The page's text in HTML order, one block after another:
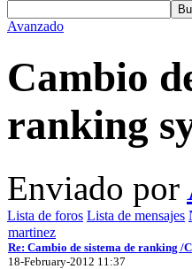
Avanzado
Cambio
ranking
Enviado por
Lista de foros Lista de mensajes
martinez
Re: Cambio de sistema de ranking /
18-February-2012 11:37